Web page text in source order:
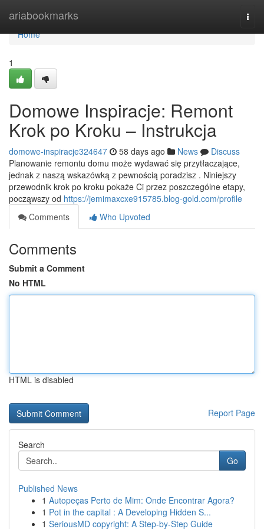
ariabookmarks
Home
Home
1
Domowe Inspiracje: Remont
Krok po Kroku – Instrukcja
domowe-inspiracje324647 58 days ago News
Discuss
Planowanie remontu domu może wydawać się przytłaczające,
jednak z naszą wskazówką z pewnością poradzisz . Niniejszy
przewodnik krok po kroku pokaże Ci przez poszczególne etapy,
począwszy od https://jemimaxcxe915785.blog-gold.com/profile
Comments
Who Upvoted
Comments
Submit a Comment
No HTML
HTML is disabled
Report Page
Search
Go
Published News
1 Autopeças Perto de Mim: Onde Encontrar Agora?
1 Pot in the capital : A Developing Hidden S...
1 SeriousMD copyright: A Step-by-Step Guide